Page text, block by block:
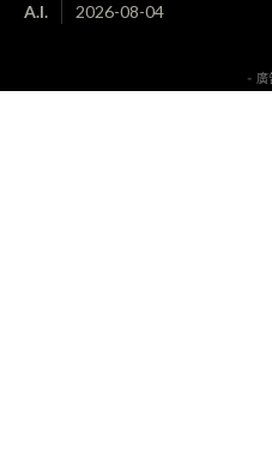
A.I. 2026-08-04
- 廣